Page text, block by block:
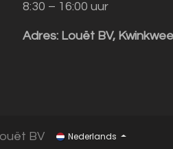
8:30 – 16:00 uur
Adres: Louët BV,
BV Nederlands